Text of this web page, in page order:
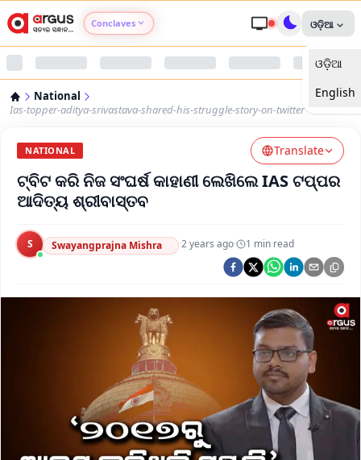
Conclaves
Argus Nari Shakti
Argus Health Connect
Argus Swaad Odisha
Argus Chalo Dekhein Apna Desh
ଓଡ଼ିଆ
ଓଡ଼ିଆ
English
National
Ias-topper-aditya-srivastava-shared-his-struggle-story-on-twitter
NATIONAL Translate
ଟ୍ବିଟ କରି ନିଜ ସଂଘର୍ଷ କାହାଣୀ ଲେଖିଲେ IAS ଟପ୍ପର
ଆଦିତ୍ୟ ଶ୍ରୀବାସ୍ତବ
S Swayangprajna Mishra ·2 years ago· 1 min read